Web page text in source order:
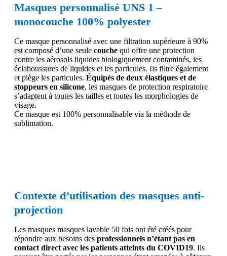
Masques personnalisé UNS 1 –
monocouche 100% polyester
Ce masque personnalisé avec une filtration supérieure à 90%
est composé d’une seule couche qui offre une protection
contre les aérosols liquides biologiquement contaminés, les
éclaboussures de liquides et les particules. Ils filtre également
et piège les particules. Équipés de deux élastiques et de
stoppeurs en silicone, les masques de protection respiratoire
s’adaptent à toutes les tailles et toutes les morphologies de
visage.
Ce masque est 100% personnalisable via la méthode de
sublimation.
Contexte d’utilisation des masques anti-
projection
Les masques masques lavable 50 fois ont été créés pour
répondre aux besoins des professionnels n’étant pas en
contact direct avec les patients atteints du COVID19. Ils